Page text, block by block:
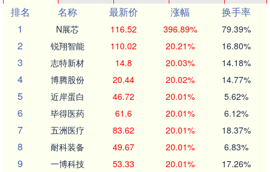
排名
名称 最新价 涨幅
换手率
1
N展芯 116.52 396.89% 79.39%
2 锐翔智能 110.02 20.21% 16.80%
3 志特新材 14.8 20.03% 14.18%
4 博腾股份 20.44 20.02% 14.77%
5 近岸蛋白 46.72 20.01% 5.62%
6 毕得医药 61.6 20.01% 6.12%
7 五洲医疗 83.62 20.01% 18.37%
8 耐科装备 49.67 20.01% 6.83%
9 一博科技 53.33 20.01% 17.26%